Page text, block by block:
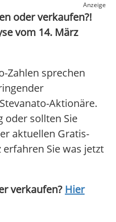
Anzeige
oder verkaufen?!
vom 14. März
Zahlen sprechen
Aktionäre.
oder sollten Sie
aktuellen Gratis-
Sie was jetzt
verkaufen? Hier